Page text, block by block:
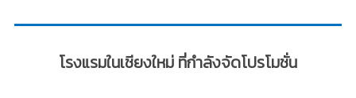
โรงแรมในเชียงใหม่ ที่กำลังจัดโปรโมชั่น